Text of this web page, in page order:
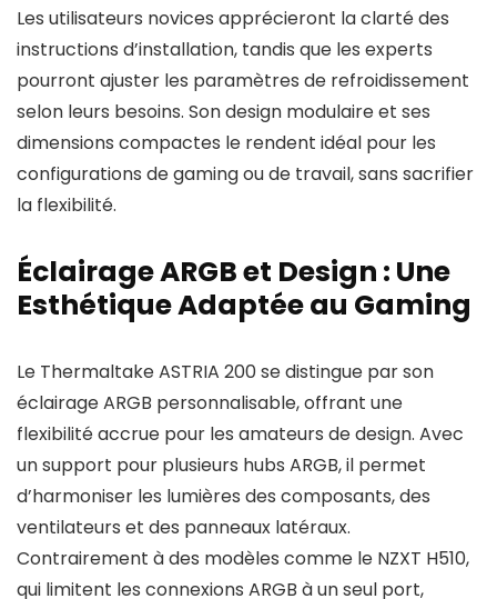
Les utilisateurs novices apprécieront la clarté des
instructions d’installation, tandis que les experts
pourront ajuster les paramètres de refroidissement
selon leurs besoins. Son design modulaire et ses
dimensions compactes le rendent idéal pour les
configurations de gaming ou de travail, sans sacrifier
la flexibilité.
Éclairage ARGB et Design : Une
Esthétique Adaptée au Gaming
Le Thermaltake ASTRIA 200 se distingue par son
éclairage ARGB personnalisable, offrant une
flexibilité accrue pour les amateurs de design. Avec
un support pour plusieurs hubs ARGB, il permet
d’harmoniser les lumières des composants, des
ventilateurs et des panneaux latéraux.
Contrairement à des modèles comme le NZXT H510,
qui limitent les connexions ARGB à un seul port,